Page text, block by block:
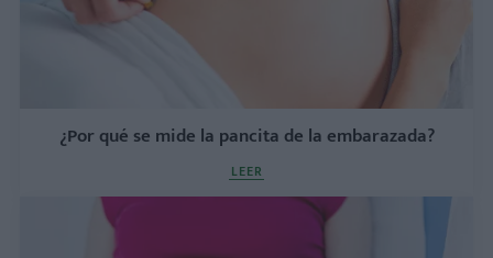
¿Por qué se mide la pancita de la embarazada?
LEER